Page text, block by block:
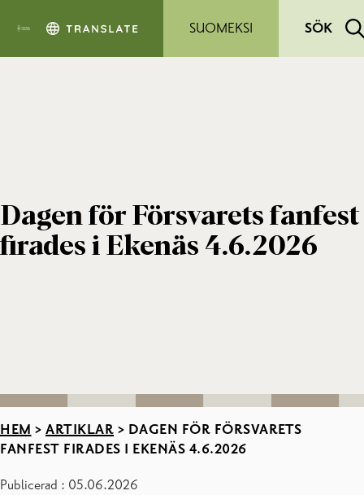
SUOMEKSI
SÖK
Dagen för Försvarets fanfest
firades i Ekenäs 4.6.2026
HEM > ARTIKLAR > DAGEN FÖR FÖRSVARETS
FANFEST FIRADES I EKENÄS 4.6.2026
Publicerad : 05.06.2026